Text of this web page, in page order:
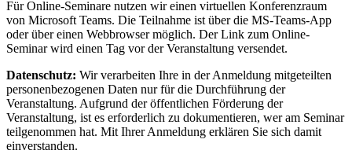
Für Online-Seminare nutzen wir einen virtuellen Konferenzraum
von Microsoft Teams. Die Teilnahme ist über die MS-Teams-App
oder über einen Webbrowser möglich. Der Link zum Online-
Seminar wird einen Tag vor der Veranstaltung versendet.
Datenschutz: Wir verarbeiten Ihre in der Anmeldung mitgeteilten
personenbezogenen Daten nur für die Durchführung der
Veranstaltung. Aufgrund der öffentlichen Förderung der
Veranstaltung, ist es erforderlich zu dokumentieren, wer am Seminar
teilgenommen hat. Mit Ihrer Anmeldung erklären Sie sich damit
einverstanden.